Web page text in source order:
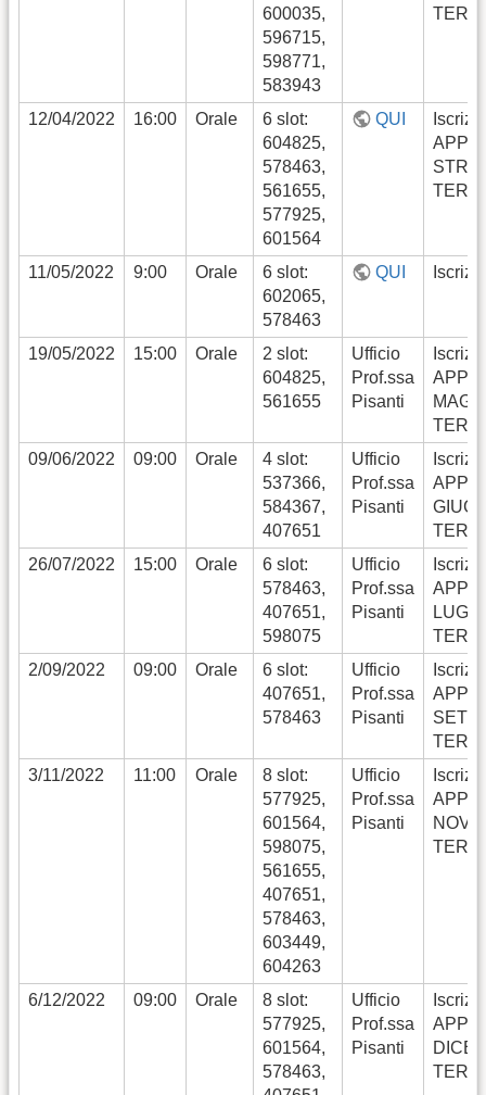
600035,
596715,
598771,
583943
12/04/2022 16:00 Orale
6 slot:
604825,
578463,
561655,
577925,
601564
QUI
11/05/2022 9:00 Orale
6 slot:
602065,
578463
QUI
19/05/2022 15:00 Orale
2 slot:
604825,
561655
Ufficio
Prof.ssa
Pisanti
09/06/2022
09:00 Orale
4 slot:
537366,
584367,
407651
Ufficio
Prof.ssa
Pisanti
26/07/2022
15:00 Orale
6 slot:
578463,
407651,
598075
Ufficio
Prof.ssa
Pisanti
2/09/2022
09:00 Orale
6 slot:
407651,
578463
Ufficio
Prof.ssa
Pisanti
3/11/2022
11:00 Orale
8 slot:
577925,
601564,
598075,
561655,
407651,
578463,
603449,
604263
Ufficio
Prof.ssa
Pisanti
6/12/2022 09:00 Orale
8 slot:
577925,
601564,
578463,
Ufficio
Prof.ssa
Pisanti